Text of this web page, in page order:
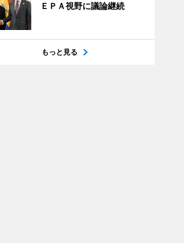
ＥＰＡ視野に議論継続
もっと見る